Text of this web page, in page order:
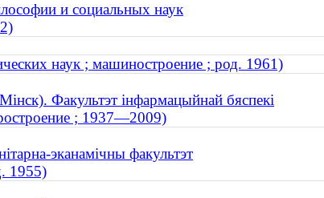
и социальных наук
наук ; машиностроение ; род. 1961)
Факультэт інфармацыйнай бяспекі
; 1937—2009)
эканамічны факультэт
1955)